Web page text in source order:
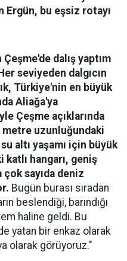
Ergün, bu eşsiz rotayı
dalış yaptım
seviyeden dalgıcın
Türkiye'nin en büyük
Aliağa'ya
Çeşme açıklarında
uzunluğundaki
altı yaşamı için büyük
katlı hangarı, geniş
çok sayıda deniz
Bugün burası sıradan
beslendiği, barındığı
haline geldi. Bu
yatan bir enkaz olarak
olarak görüyoruz."